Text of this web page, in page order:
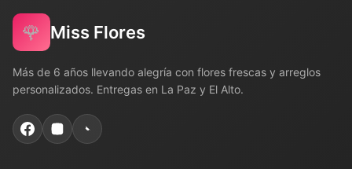
🌹 Miss Flores
Más de 6 años llevando alegría con flores frescas y arreglos
personalizados. Entregas en La Paz y El Alto.